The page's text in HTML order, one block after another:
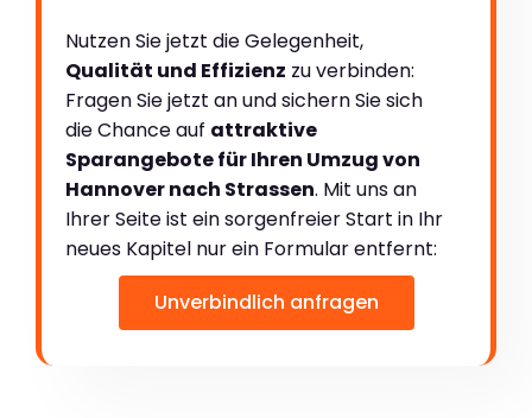
Nutzen Sie jetzt die Gelegenheit,
Qualität und Effizienz zu verbinden:
Fragen Sie jetzt an und sichern Sie sich
die Chance auf attraktive
Sparangebote für Ihren Umzug von
Hannover nach Strassen. Mit uns an
Ihrer Seite ist ein sorgenfreier Start in Ihr
neues Kapitel nur ein Formular entfernt:
Unverbindlich anfragen